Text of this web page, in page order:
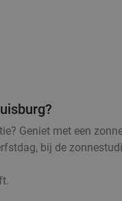
Geniet met een
bij de